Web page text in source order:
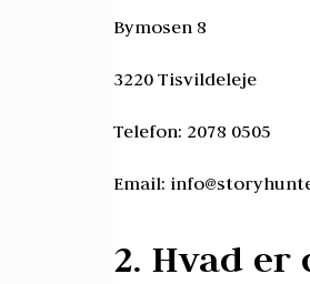
Bymosen 8
3220 Tisvildeleje
Telefon: 2078 0505
Email:
2. Hvad er